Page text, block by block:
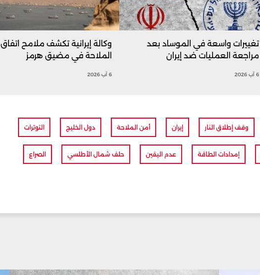
تغييرات واسعة في الموساد بعد
مراجعة العمليات ضد إيران
6 آب 2026
وكالة إيرانية تكشف ملامح اتفاق
الملاحة في مضيق هرمز
6 آب 2026
وقف إطلاق النار إيران أمن الملاحة دول الخليج التوترات
إمدادات الطاقة عدم اليقين حلف شمال الأطلسي الصراع